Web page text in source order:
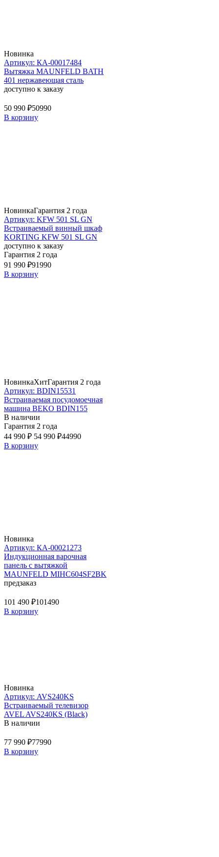
Новинка
Артикул: КА-00017484
Вытяжка MAUNFELD BATH
401 нержавеющая сталь
доступно к заказу
50 990 ₽50990
В корзину
НовинкаГарантия 2 года
Артикул: KFW 501 SL GN
Встраиваемый винный шкаф
KORTING KFW 501 SL GN
доступно к заказу
Гарантия 2 года
91 990 ₽91990
В корзину
НовинкаХитГарантия 2 года
Артикул: BDIN15531
Встраиваемая посудомоечная
машина BEKO BDIN155
В наличии
Гарантия 2 года
44 990 ₽ 54 990 ₽44990
В корзину
Новинка
Артикул: КА-00021273
Индукционная варочная
панель с вытяжкой
MAUNFELD MIHC604SF2BK
предзаказ
101 490 ₽101490
В корзину
Новинка
Артикул: AVS240KS
Встраиваемый телевизор
AVEL AVS240KS (Black)
В наличии
77 990 ₽77990
В корзину